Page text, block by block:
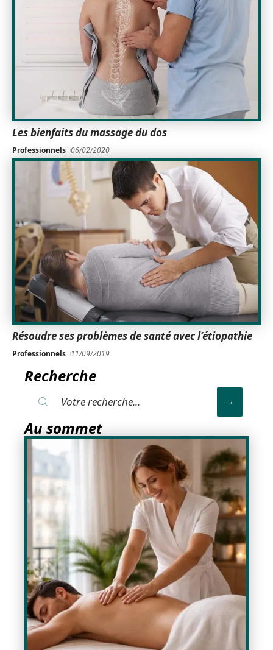
Les bienfaits du massage du dos
Professionnels 06/02/2020
Résoudre ses problèmes de santé avec l’étiopathie
Professionnels 11/09/2019
Recherche
Au sommet